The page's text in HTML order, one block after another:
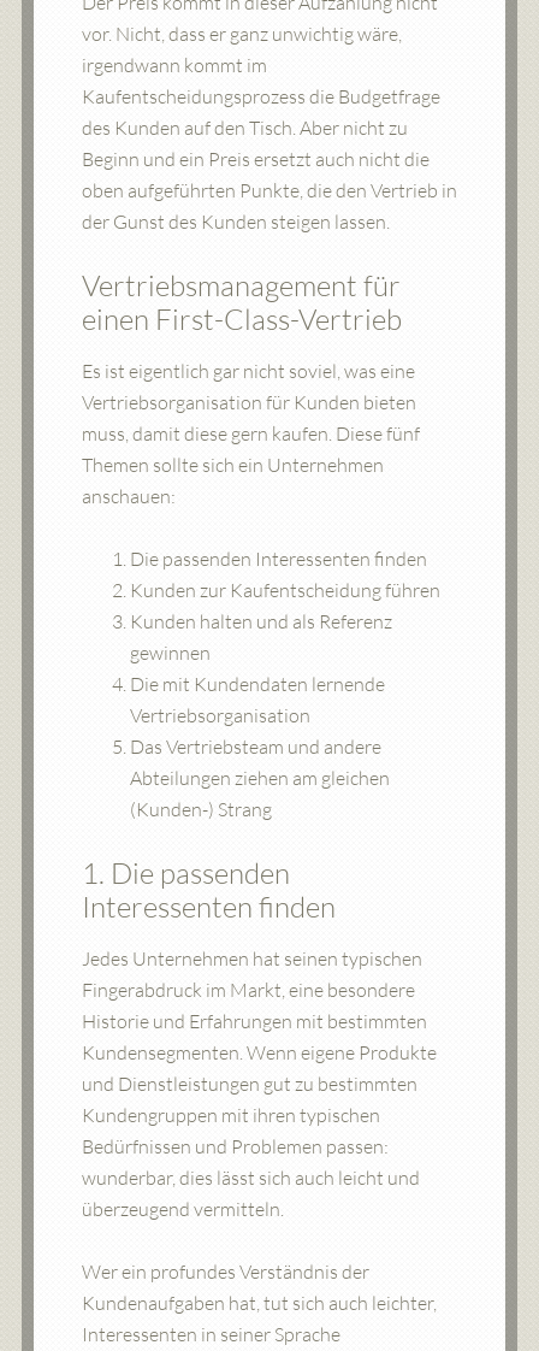
vor. Nicht, dass er ganz unwichtig wäre,
irgendwann kommt im
Kaufentscheidungsprozess die Budgetfrage
des Kunden auf den Tisch. Aber nicht zu
Beginn und ein Preis ersetzt auch nicht die
oben aufgeführten Punkte, die den Vertrieb in
der Gunst des Kunden steigen lassen.
Vertriebsmanagement für
einen First-Class-Vertrieb
Es ist eigentlich gar nicht soviel, was eine
Vertriebsorganisation für Kunden bieten
muss, damit diese gern kaufen. Diese fünf
Themen sollte sich ein Unternehmen
anschauen:
Die passenden Interessenten finden
Kunden zur Kaufentscheidung führen
Kunden halten und als Referenz
gewinnen
Die mit Kundendaten lernende
Vertriebsorganisation
Das Vertriebsteam und andere
Abteilungen ziehen am gleichen
(Kunden-) Strang
1. Die passenden
Interessenten finden
Jedes Unternehmen hat seinen typischen
Fingerabdruck im Markt, eine besondere
Historie und Erfahrungen mit bestimmten
Kundensegmenten. Wenn eigene Produkte
und Dienstleistungen gut zu bestimmten
Kundengruppen mit ihren typischen
Bedürfnissen und Problemen passen:
wunderbar, dies lässt sich auch leicht und
überzeugend vermitteln.
Wer ein profundes Verständnis der
Kundenaufgaben hat, tut sich auch leichter,
Interessenten in seiner Sprache